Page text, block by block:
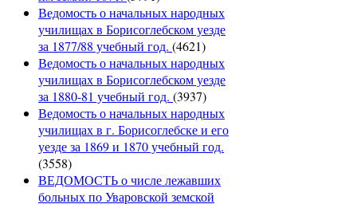
Ведомость о начальных народных
училищах в Борисоглебском уезде
за 1877/88 учебный год. (4621)
Ведомость о начальных народных
училищах в Борисоглебском уезде
за 1880-81 учебный год. (3937)
Ведомость о начальных народных
училищах в г. Борисоглебске и его
уезде за 1869 и 1870 учебный год.
(3558)
ВЕДОМОСТЬ о числе лежавших
больных по Уваровской земской